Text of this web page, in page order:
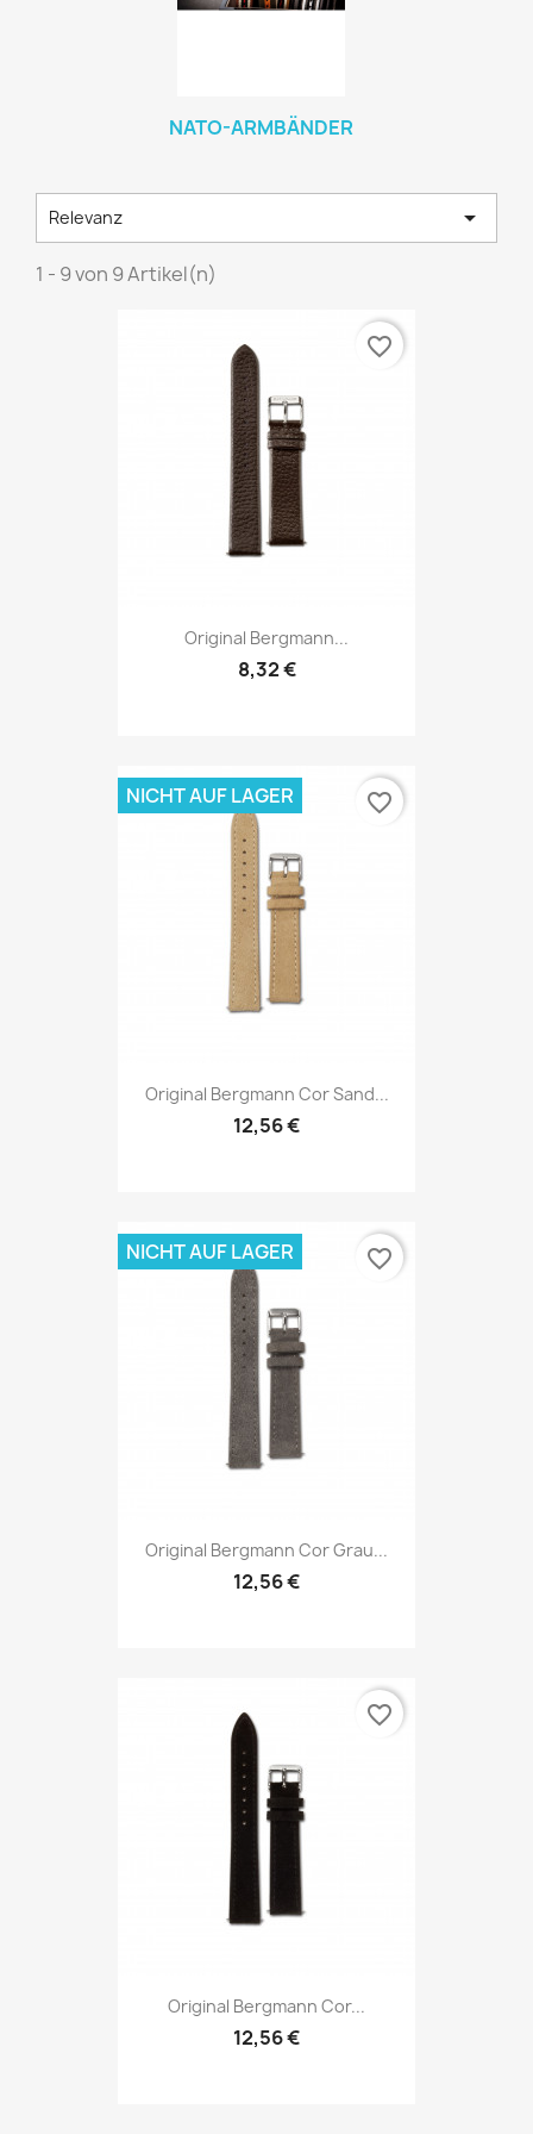
NATO-ARMBÄNDER
Relevanz 
1 - 9 von 9 Artikel(n)
Original Bergmann...
8,32 €
favorite_border
Original Bergmann Cor Sand...
12,56 €
NICHT AUF LAGER favorite_border
Original Bergmann Cor Grau...
12,56 €
NICHT AUF LAGER favorite_border
Original Bergmann Cor...
12,56 €
favorite_border